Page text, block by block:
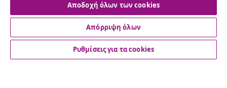
© 2008-2026 vidaXL Ο ιστότοπος www.vidaxl.gr αποτελεί
Αποδοχή όλων των cookies
Απόρριψη όλων
Ρυθμίσεις για τα cookies